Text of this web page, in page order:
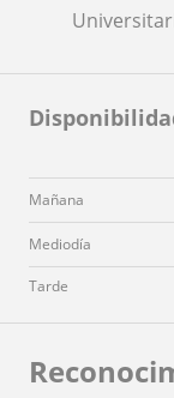
Mañana
Mediodía
Tarde